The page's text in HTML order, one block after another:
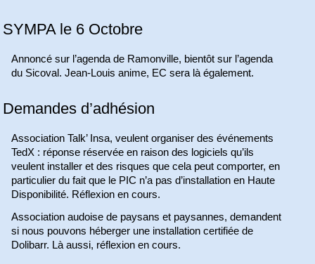
SYMPA le 6 Octobre
Annoncé sur l’agenda de Ramonville, bientôt sur l’agenda
du Sicoval. Jean-Louis anime, EC sera là également.
Demandes d’adhésion
Association Talk’ Insa, veulent organiser des événements
TedX : réponse réservée en raison des logiciels qu’ils
veulent installer et des risques que cela peut comporter, en
particulier du fait que le PIC n’a pas d’installation en Haute
Disponibilité. Réflexion en cours.
Association audoise de paysans et paysannes, demandent
si nous pouvons héberger une installation certifiée de
Dolibarr. Là aussi, réflexion en cours.